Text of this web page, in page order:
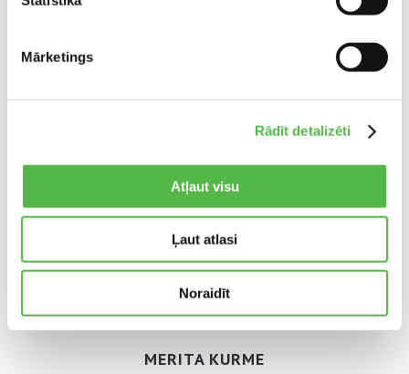
Mārketings
Rādīt detalizēti
Atļaut visu
Ļaut atlasi
Noraidīt
MERITA KURME